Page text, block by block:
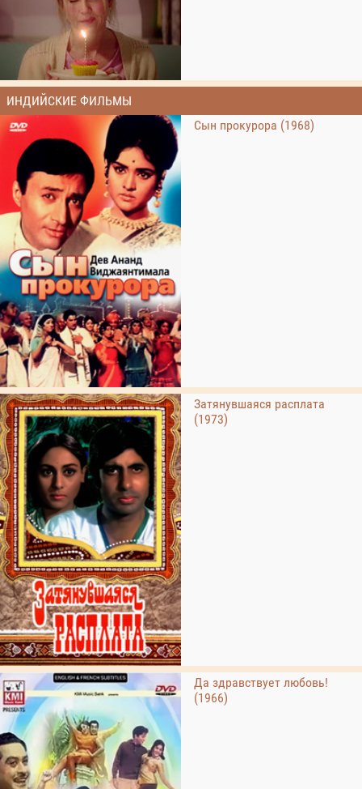
ИНДИЙСКИЕ ФИЛЬМЫ
Сын прокурора (1968)
Затянувшаяся расплата
(1973)
Да здравствует любовь!
(1966)